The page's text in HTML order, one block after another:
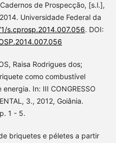
de Prospecção, [s.l.],
Universidade Federal da
s.cprosp.2014.007.056. DOI:
Raisa Rodrigues dos;
como combustível
In: III CONGRESSO
3., 2012, Goiânia.
1 - 5.
briquetes e péletes a partir